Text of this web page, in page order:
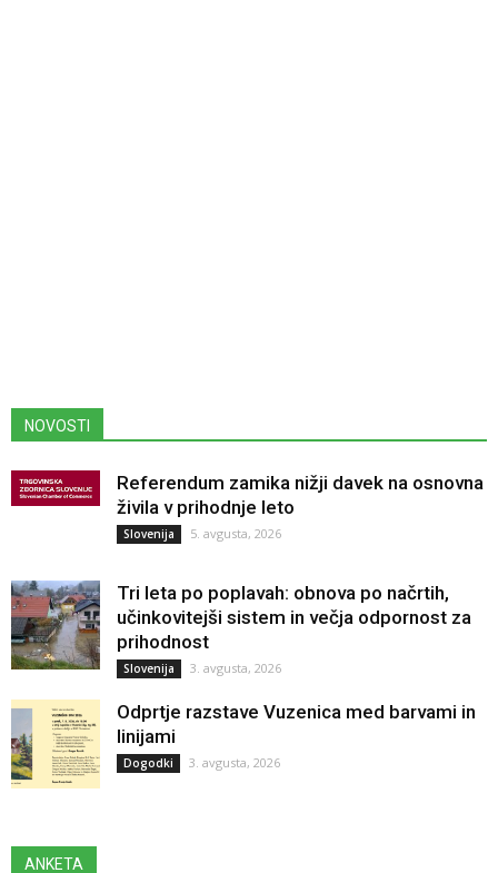
NOVOSTI
Referendum zamika nižji davek na osnovna
živila v prihodnje leto
Slovenija 5. avgusta, 2026
Tri leta po poplavah: obnova po načrtih,
učinkovitejši sistem in večja odpornost za
prihodnost
Slovenija 3. avgusta, 2026
Odprtje razstave Vuzenica med barvami in
linijami
Dogodki 3. avgusta, 2026
ANKETA